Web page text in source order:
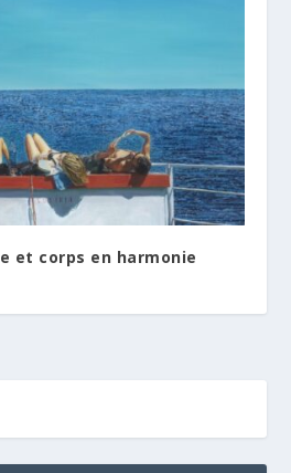
et corps en harmonie